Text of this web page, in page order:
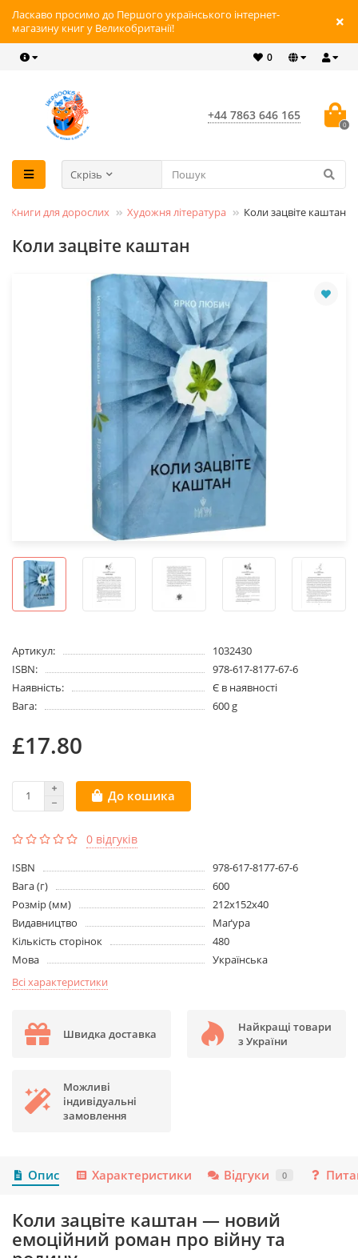
Ласкаво просимо до Першого українського інтернет-
магазину книг у Великобританії!
0
+44 7863 646 165
0
Скрізь
Книги для дорослих Художня література Коли зацвіте каштан
Коли зацвіте каштан
Артикул:
1032430
ISBN:
978-617-8177-67-6
Наявність:
Є в наявності
Вага:
600 g
£17.80
До кошика
0 відгуків
ISBN
978-617-8177-67-6
Вага (г)
600
Розмір (мм)
212x152x40
Видавництво
Маґура
Кількість сторінок
480
Мова
Українська
Всі характеристики
Швидка доставка
Найкращі товари
з України
Можливі
індивідуальні
замовлення
Опис Характеристики Відгуки 0
Коли зацвіте каштан — новий
емоційний роман про війну та